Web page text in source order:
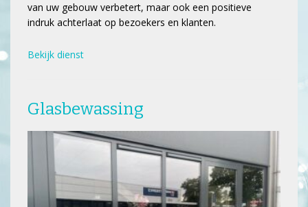
van uw gebouw verbetert, maar ook een positieve
indruk achterlaat op bezoekers en klanten.
Bekijk dienst
Glasbewassing